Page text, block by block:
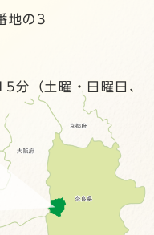
地の3
分（土曜・日曜日、